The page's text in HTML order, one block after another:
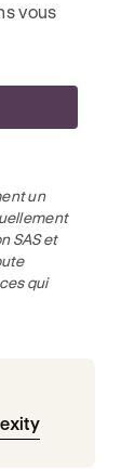
vous
un
SAS et
qui